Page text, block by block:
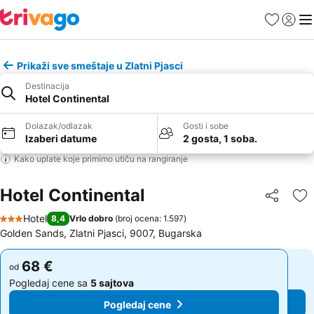
FavoritiPrijavi
Prikaži sve smeštaje u Zlatni Pjasci
Destinacija
Hotel Continental
Dolazak/odlazak
Izaberi datume
Gosti i sobe
2 gosta, 1 soba.
Kako uplate koje primimo utiču na rangiranje
Hotel Continental Deli
3 Zvezdice
Hotel 8,4 Vrlo dobro (broj ocena: 1.597)
Golden Sands, Zlatni Pjasci, 9007, Bugarska
od 68 €
Pogledaj cene sa 5 sajtova
Pogledaj cene
od 68 €
Pogledaj cene sa 5 sajtova
Pogledaj cene